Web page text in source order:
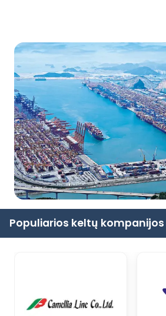
Populiarios keltų kompanijos